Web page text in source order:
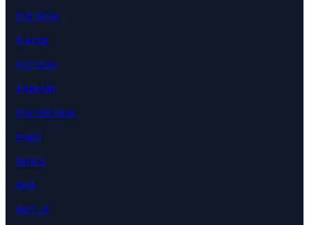
Hârșova
Hațeg
Horezu
Huedin
Hunedoara
Huşi
Ianca
Iași
Iernut